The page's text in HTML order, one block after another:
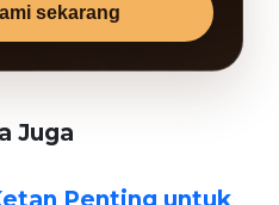
sekarang
Juga
Penting untuk